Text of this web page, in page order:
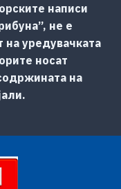
написи
не е
уредувачката
носат
на